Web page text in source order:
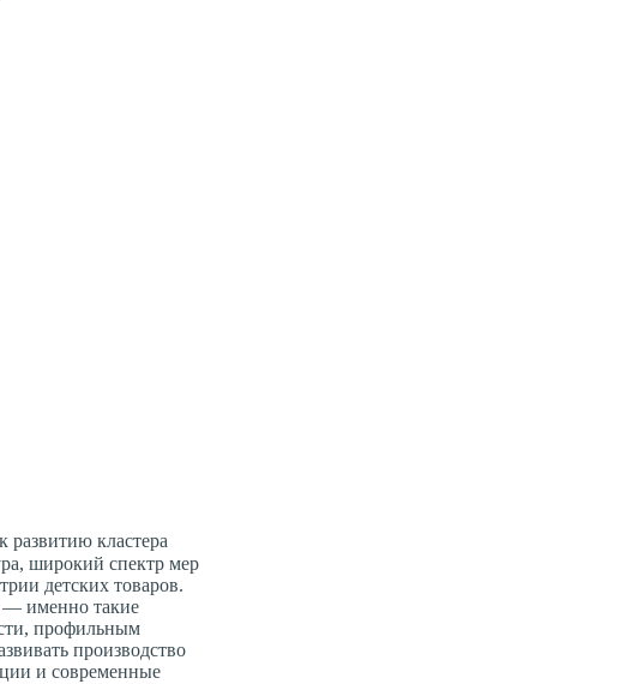
развитию кластера
широкий спектр мер
детских товаров.
— именно такие
профильным
производство
и современные